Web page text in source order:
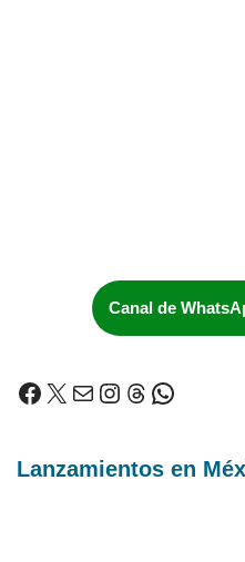
Canal de
Lanzamientos en